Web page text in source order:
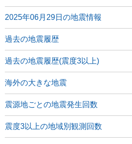
2025年06月29日の地震情報
過去の地震履歴
過去の地震履歴(震度3以上)
海外の大きな地震
震源地ごとの地震発生回数
震度3以上の地域別観測回数